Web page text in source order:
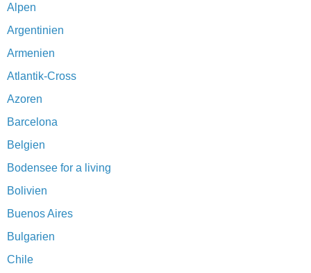
Alpen
Argentinien
Armenien
Atlantik-Cross
Azoren
Barcelona
Belgien
Bodensee for a living
Bolivien
Buenos Aires
Bulgarien
Chile